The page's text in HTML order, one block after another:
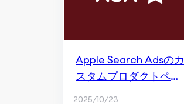
Apple Search Adsのカ
スタムプロダクトペー
2025/10/23